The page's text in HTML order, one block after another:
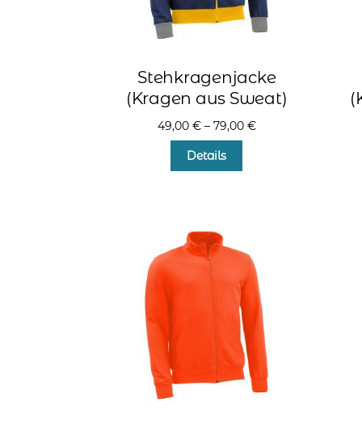
werden
Stehkragenjacke
(Kragen aus Sweat)
49,00 €– 79,00 €
Details
Die
Optionen
können
auf
der
Produktseite
gewählt
werden